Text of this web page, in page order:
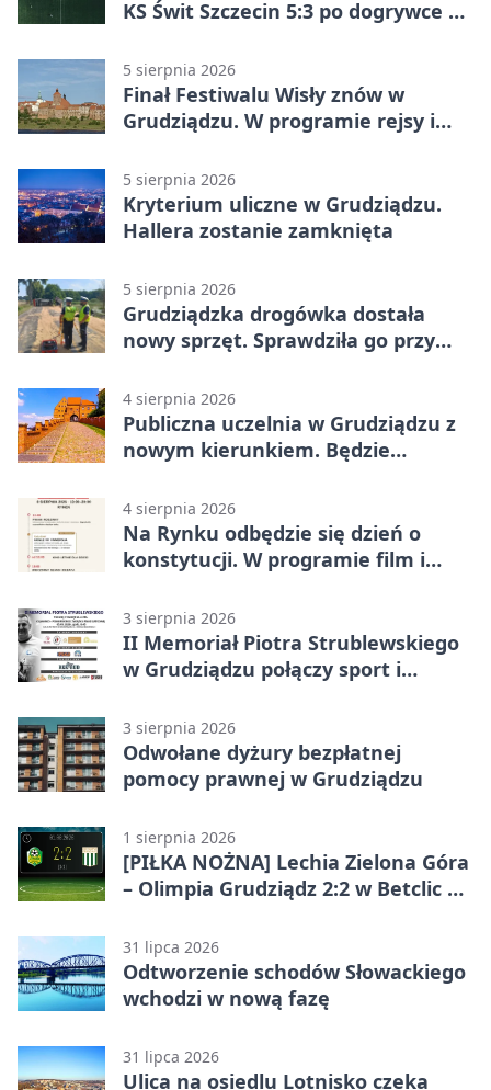
KS Świt Szczecin 5:3 po dogrywce w
odwrócili losy meczu
5 sierpnia 2026
Finał Festiwalu Wisły znów w
Grudziądzu. W programie rejsy i
5 sierpnia 2026
Kryterium uliczne w Grudziądzu.
Hallera zostanie zamknięta
5 sierpnia 2026
Grudziądzka drogówka dostała
nowy sprzęt. Sprawdziła go przy
4 sierpnia 2026
Publiczna uczelnia w Grudziądzu z
nowym kierunkiem. Będzie
4 sierpnia 2026
Na Rynku odbędzie się dzień o
konstytucji. W programie film i
3 sierpnia 2026
II Memoriał Piotra Strublewskiego
w Grudziądzu połączy sport i
3 sierpnia 2026
Odwołane dyżury bezpłatnej
pomocy prawnej w Grudziądzu
1 sierpnia 2026
[PIŁKA NOŻNA] Lechia Zielona Góra
– Olimpia Grudziądz 2:2 w Betclic 2.
końcówce
31 lipca 2026
Odtworzenie schodów Słowackiego
wchodzi w nową fazę
31 lipca 2026
Ulica na osiedlu Lotnisko czeka